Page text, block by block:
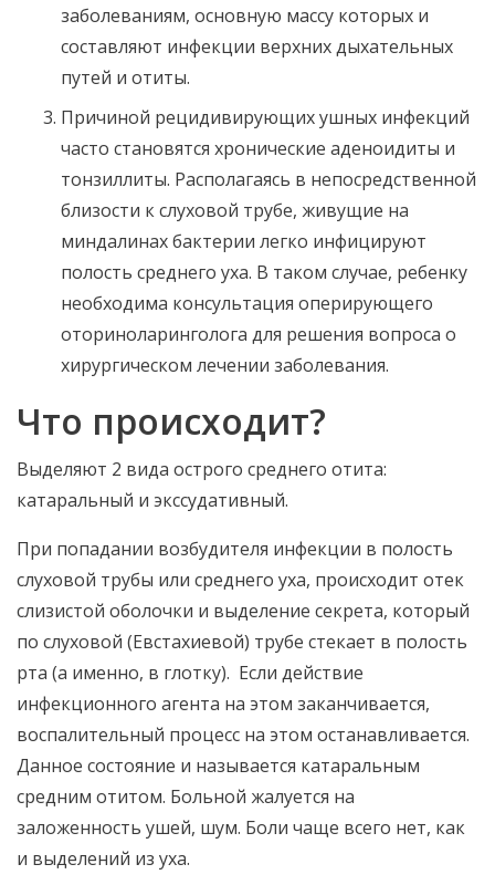
заболеваниям, основную массу которых и
составляют инфекции верхних дыхательных
путей и отиты.
Причиной рецидивирующих ушных инфекций
часто становятся хронические аденоидиты и
тонзиллиты. Располагаясь в непосредственной
близости к слуховой трубе, живущие на
миндалинах бактерии легко инфицируют
полость среднего уха. В таком случае, ребенку
необходима консультация оперирующего
оториноларинголога для решения вопроса о
хирургическом лечении заболевания.
Что происходит?
Выделяют 2 вида острого среднего отита:
катаральный и экссудативный.
При попадании возбудителя инфекции в полость
слуховой трубы или среднего уха, происходит отек
слизистой оболочки и выделение секрета, который
по слуховой (Евстахиевой) трубе стекает в полость
рта (а именно, в глотку). Если действие
инфекционного агента на этом заканчивается,
воспалительный процесс на этом останавливается.
Данное состояние и называется катаральным
средним отитом. Больной жалуется на
заложенность ушей, шум. Боли чаще всего нет, как
и выделений из уха.